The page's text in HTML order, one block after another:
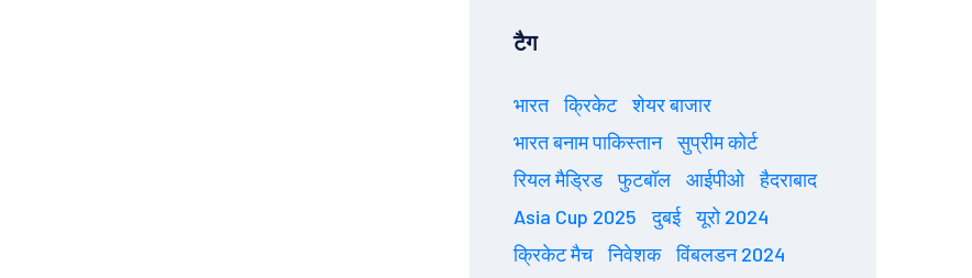
टैग
भारत क्रिकेट
शेयर बाजार
भारत बनाम पाकिस्तान
सुप्रीम कोर्ट
रियल मैड्रिड
फुटबॉल आईपीओ
हैदराबाद
Asia Cup 2025
दुबई
यूरो 2024
क्रिकेट मैच
निवेशक
विंबलडन 2024